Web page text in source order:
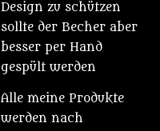
Design zu schützen
sollte der Becher aber
besser per Hand
gespült werden
Alle meine Produkte
werden nach